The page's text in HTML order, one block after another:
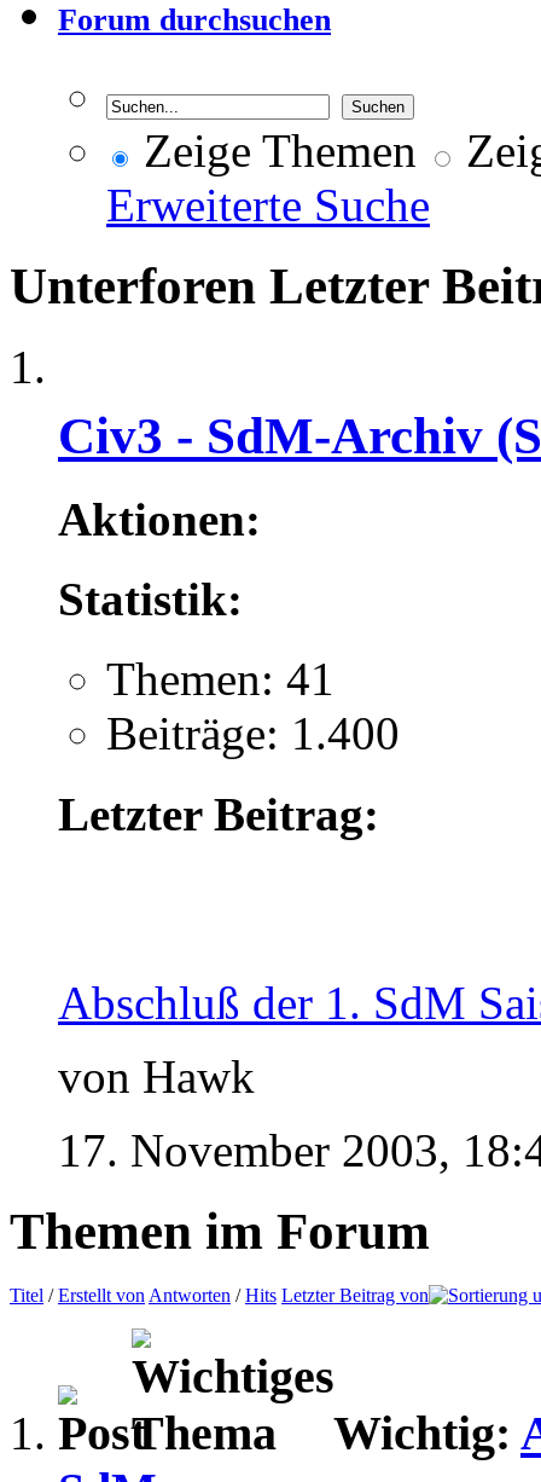
Forum durchsuchen
Zeige Themen
Erweiterte Suche
Unterforen Letzter
Civ3 - SdM-Archiv
Aktionen:
Statistik:
Themen: 41
Beiträge: 1.400
Letzter Beitrag:
Abschluß der 1. SdM
von Hawk
17. November 2003,
Themen im Forum
Titel /Erstellt von Antworten /Hits Letzter Beitrag von
Wichtig: